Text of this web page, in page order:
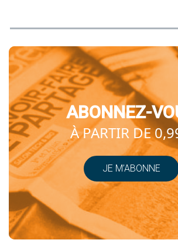
ABONNEZ-
À PARTIR DE
JE M’ABONNE